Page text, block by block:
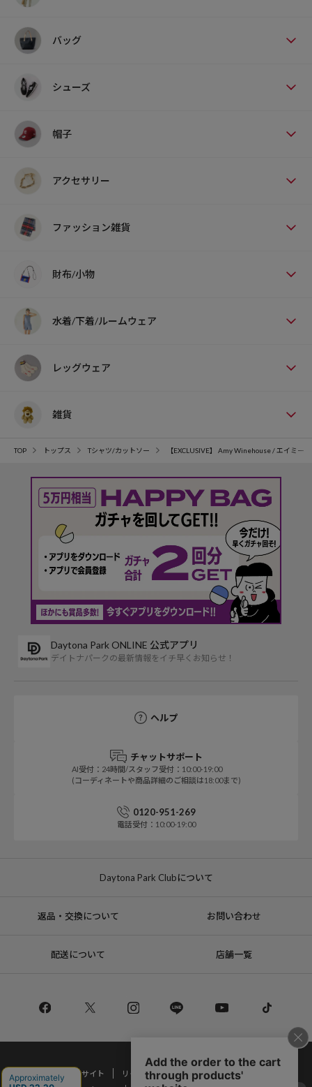
バッグ
シューズ
帽子
アクセサリー
ファッション雑貨
財布/小物
水着/下着/ルームウェア
レッグウェア
雑貨
TOP トップス Tシャツ/カットソー 【EXCLUSIVE】 Amy Winehouse / エイミー
Daytona Park ONLINE 公式アプリ
デイトナパークの最新情報をイチ早くお知らせ！
ヘルプ
チャットサポート
AI受付：24時間/スタッフ受付：10:00-19:00
(コーディネートや商品詳細のご相談は18:00まで)
0120-951-269
電話受付：10:00-19:00
Daytona Park Clubについて
返品・交換について お問い合わせ
配送について 店舗一覧
コーポレートサイト リクルート
サステナブルマークについて